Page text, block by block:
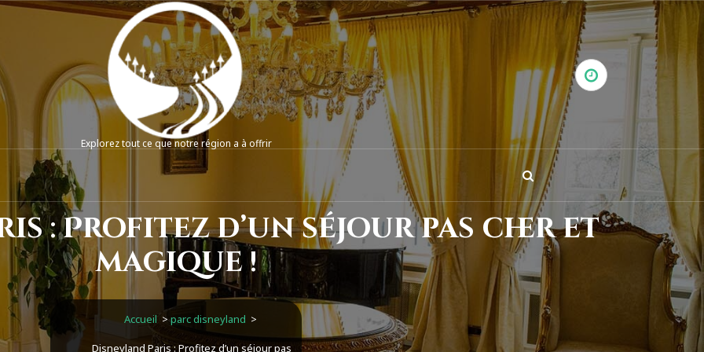
Explorez tout ce que notre région a à offrir
: Profitez d’un séjour pas cher et
magique !
Accueil>parc disneyland >
Disneyland Paris : Profitez d’un séjour pas